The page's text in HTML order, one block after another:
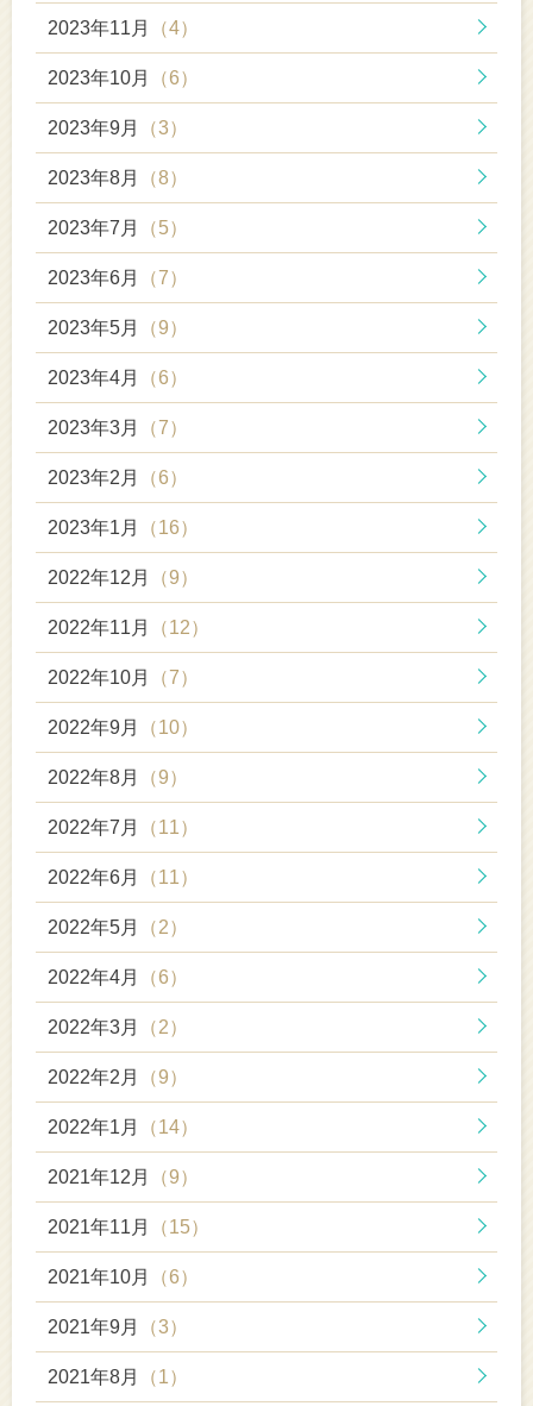
2023年11月 （4）
2023年10月 （6）
2023年9月 （3）
2023年8月 （8）
2023年7月 （5）
2023年6月 （7）
2023年5月 （9）
2023年4月 （6）
2023年3月 （7）
2023年2月 （6）
2023年1月 （16）
2022年12月 （9）
2022年11月 （12）
2022年10月 （7）
2022年9月 （10）
2022年8月 （9）
2022年7月 （11）
2022年6月 （11）
2022年5月 （2）
2022年4月 （6）
2022年3月 （2）
2022年2月 （9）
2022年1月 （14）
2021年12月 （9）
2021年11月 （15）
2021年10月 （6）
2021年9月 （3）
2021年8月 （1）